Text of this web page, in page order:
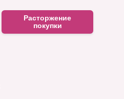
Расторжение
покупки